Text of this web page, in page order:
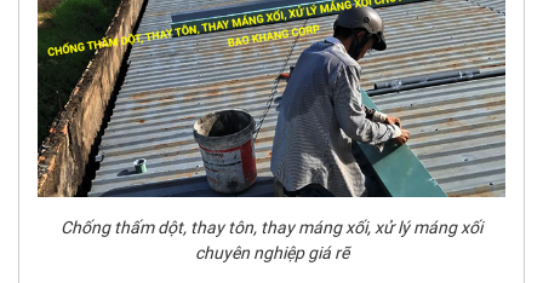
Chống thấm dột, thay tôn, thay máng xối, xử lý máng xối
chuyên nghiệp giá rẽ